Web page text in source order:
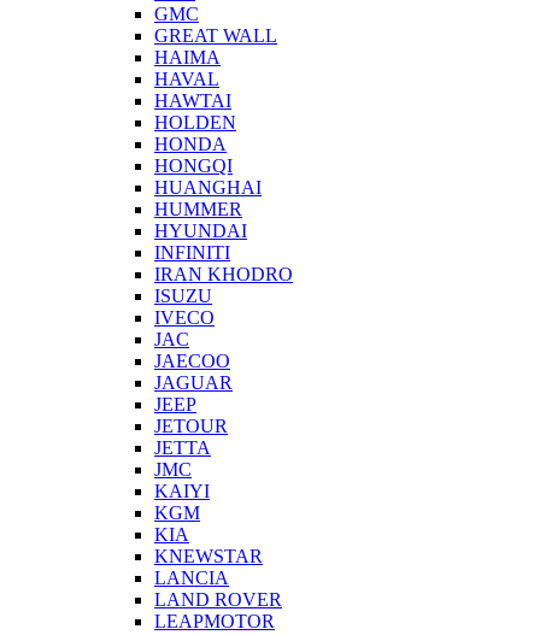
GMC
GREAT WALL
HAIMA
HAVAL
HAWTAI
HOLDEN
HONDA
HONGQI
HUANGHAI
HUMMER
HYUNDAI
INFINITI
IRAN KHODRO
ISUZU
IVECO
JAC
JAECOO
JAGUAR
JEEP
JETOUR
JETTA
JMC
KAIYI
KGM
KIA
KNEWSTAR
LANCIA
LAND ROVER
LEAPMOTOR